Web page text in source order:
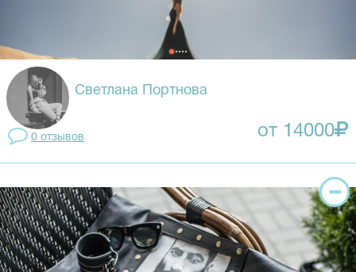
Светлана Портнова
0 отзывов от 14000